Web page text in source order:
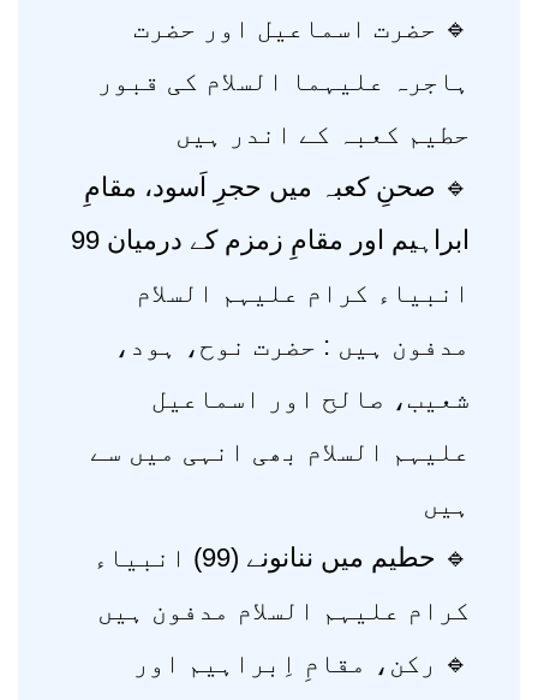
🔹 حضرت اسماعیل اور حضرت
ہاجرہ علیہما السلام کی قبور
حطیم کعبہ کے اندر ہیں
🔹 صحنِ کعبہ میں حجرِ اَسود، مقامِ
ابراہیم اور مقامِ زمزم کے درمیان 99
انبیاء کرام علیہم السلام
مدفون ہیں : حضرت نوح، ہود،
شعیب، صالح اور اسماعیل
علیہم السلام بھی انہی میں سے
ہیں
🔹 حطیم میں ننانونے (99) انبیاء
کرام علیہم السلام مدفون ہیں
🔹 رکن، مقامِ اِبراہیم اور